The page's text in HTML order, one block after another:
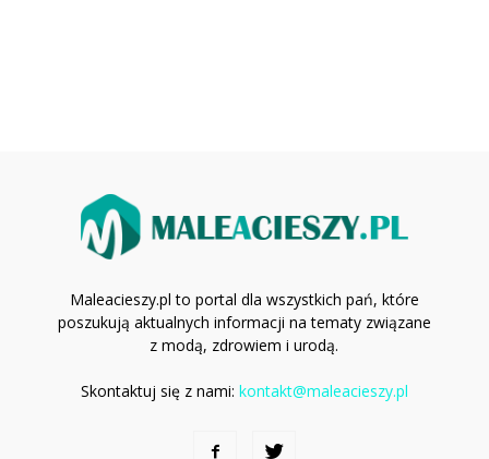
Maleacieszy.pl to portal dla wszystkich pań, które
poszukują aktualnych informacji na tematy związane
z modą, zdrowiem i urodą.
Skontaktuj się z nami: kontakt@maleacieszy.pl